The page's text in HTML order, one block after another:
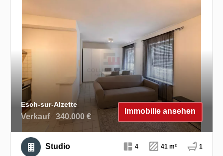
Esch-sur-Alzette
Verkauf 340.000 €
Immobilie ansehen
Studio 4 41 m² 1